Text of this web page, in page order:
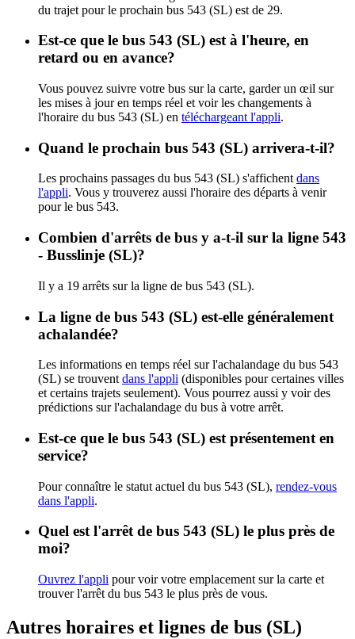
du trajet pour le prochain bus 543 (SL) est de 29.
Est-ce que le bus 543 (SL) est à l'heure, en
retard ou en avance?
Vous pouvez suivre votre bus sur la carte, garder un œil sur
les mises à jour en temps réel et voir les changements à
l'horaire du bus 543 (SL) en téléchargeant l'appli.
Quand le prochain bus 543 (SL) arrivera-t-il?
Les prochains passages du bus 543 (SL) s'affichent dans
l'appli. Vous y trouverez aussi l'horaire des départs à venir
pour le bus 543.
Combien d'arrêts de bus y a-t-il sur la ligne 543
- Busslinje (SL)?
Il y a 19 arrêts sur la ligne de bus 543 (SL).
La ligne de bus 543 (SL) est-elle généralement
achalandée?
Les informations en temps réel sur l'achalandage du bus 543
(SL) se trouvent dans l'appli (disponibles pour certaines villes
et certains trajets seulement). Vous pourrez aussi y voir des
prédictions sur l'achalandage du bus à votre arrêt.
Est-ce que le bus 543 (SL) est présentement en
service?
Pour connaître le statut actuel du bus 543 (SL), rendez-vous
dans l'appli.
Quel est l'arrêt de bus 543 (SL) le plus près de
moi?
Ouvrez l'appli pour voir votre emplacement sur la carte et
trouver l'arrêt du bus 543 le plus près de vous.
Autres horaires et lignes de bus (SL)